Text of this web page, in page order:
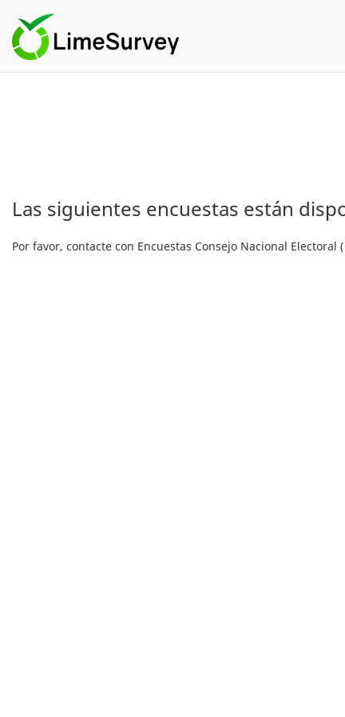
Las siguientes encuestas están
Por favor, contacte con Encuestas Consejo Nacional